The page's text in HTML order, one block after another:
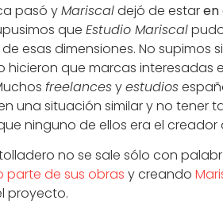
pasó yMariscaldejó de estaren
que Estudio Mariscal
esas dimensiones. No supimos
hicieron que marcas interesadas
freelancesyestudios
una situación similar y no tener
ninguno de ellos era el
no se sale sólo con
parte de sus obras y creando
proyecto.